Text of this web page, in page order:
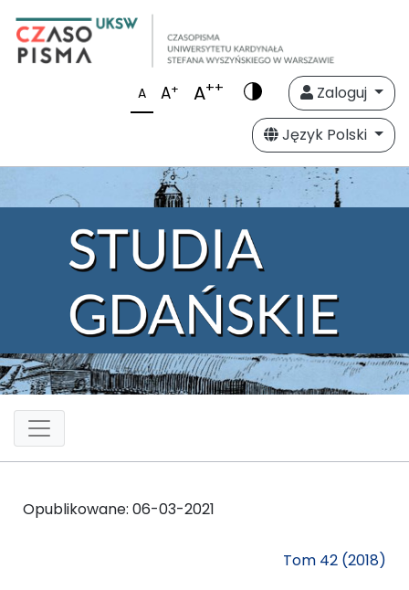
A A+ A++
Zaloguj
Język Polski
Opublikowane: 06-03-2021
Tom 42 (2018)